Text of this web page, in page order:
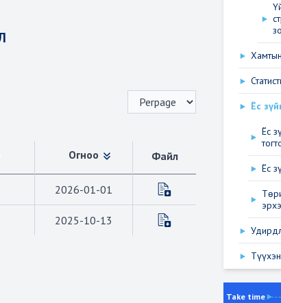
Огноо Файл
2026-01-01
2025-10-13
Ёс
Ёс
Ёс
Take time